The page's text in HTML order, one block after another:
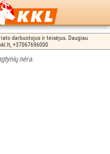
darbuotojus ir teisėjus. Daugiau
+37067696000
nėra.